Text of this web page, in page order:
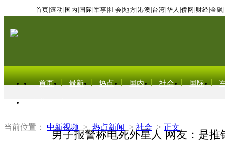
首页 滚动 国内 国际 军事 社会 地方 港澳 台湾 华人 侨网 财经 金融
首页 最新 热点 国内 社会 国际
当前位置： 中新视频 > 热点新闻 > 社会 > 正文
男子报警称电死外星人 网友：是推